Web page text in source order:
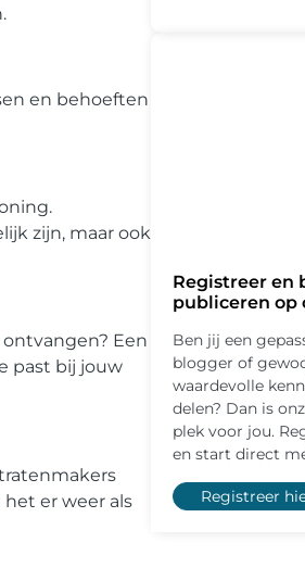
en behoeften
zijn, maar ook
Een
past bij jouw
er weer als
Registreer en
publiceren op
Ben jij een
blogger of
waardevolle
delen? Dan is
plek voor jou.
en start direct
Registreer